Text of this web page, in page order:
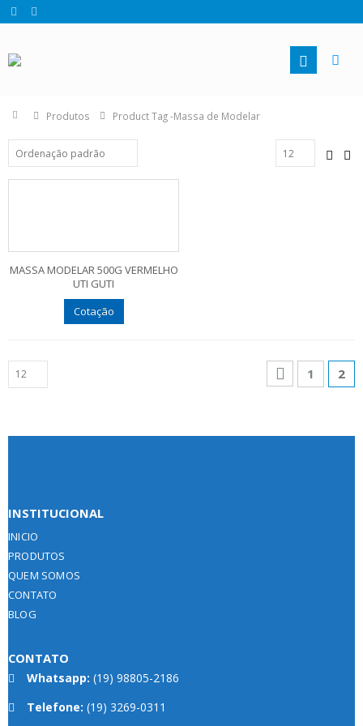
Produtos Product Tag -Massa de Modelar
MASSA MODELAR 500G VERMELHO
UTI GUTI
Cotação
1 2
INSTITUCIONAL
INICIO
PRODUTOS
QUEM SOMOS
CONTATO
BLOG
CONTATO
Whatsapp: (19) 98805-2186
Telefone: (19) 3269-0311